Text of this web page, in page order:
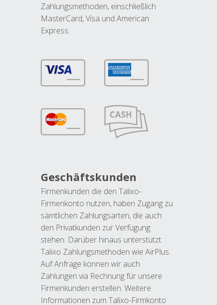
Zahlungsmethoden, einschließlich
MasterCard, Visa und American
Express.
Geschäftskunden
Firmenkunden die den Talixo-
Firmenkonto nutzen, haben Zugang zu
sämtlichen Zahlungsarten, die auch
den Privatkunden zur Verfügung
stehen. Darüber hinaus unterstützt
Talixo Zahlungsmethoden wie AirPlus.
Auf Anfrage können wir auch
Zahlungen via Rechnung für unsere
Firmenkunden erstellen. Weitere
Informationen zum Talixo-Firmkonto